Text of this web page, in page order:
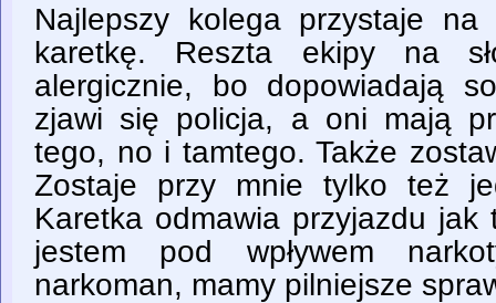
Najlepszy kolega przystaje
karetkę. Reszta ekipy na
alergicznie, bo dopowiadają
zjawi się policja, a oni mają
tego, no i tamtego. Także
Zostaje przy mnie tylko też
Karetka odmawia przyjazdu
jestem pod wpływem
narkoman, mamy pilniejsze